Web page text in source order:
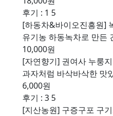
후기 : 1 5
[하동차&바이오진흥원]
유기농 하동녹차로 만든
10,000원
[자연향기] 권여사 누룽
과자처럼 바삭바삭한 맛
6,000원
후기 : 3 5
[지산농원] 구증구포 구